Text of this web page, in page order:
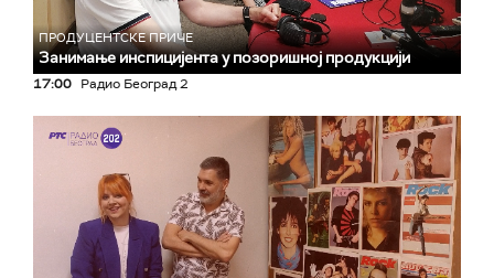
ПРОДУЦЕНТСКЕ ПРИЧЕ
Занимање инспицијента у позоришној продукцији
17:00 Радио Београд 2